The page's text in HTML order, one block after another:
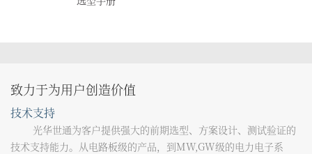
致力于为用户创造价值
技术支持
光华世通为客户提供强大的前期选型、方案设计、测试验证的
技术支持能力。从电路板级的产品，到MW,GW级的电力电子系